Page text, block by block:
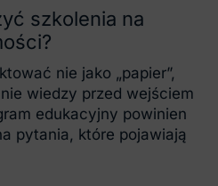
szkolenia na
nie jako „papier”,
wiedzy przed wejściem
edukacyjny powinien
pytania, które pojawiają